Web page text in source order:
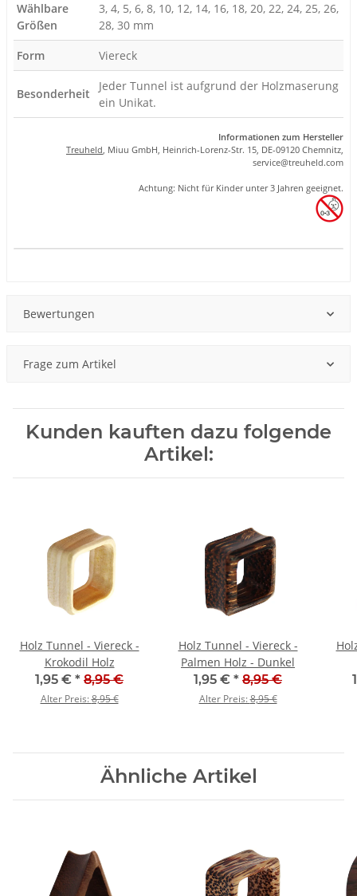
Wählbare
Größen
3, 4, 5, 6, 8, 10, 12, 14, 16, 18, 20, 22, 24, 25, 26,
28, 30 mm
Form
Viereck
Besonderheit
Jeder Tunnel ist aufgrund der Holzmaserung
ein Unikat.
Informationen zum Hersteller
Treuheld, Miuu GmbH, Heinrich-Lorenz-Str. 15, DE-09120 Chemnitz,
service@treuheld.com
Achtung: Nicht für Kinder unter 3 Jahren geeignet.
Bewertungen
Frage zum Artikel
Kunden kauften dazu folgende
Artikel:
Holz Tunnel - Viereck -
Krokodil Holz
1,95 € * 8,95 €
Alter Preis:8,95 €
Holz Tunnel - Viereck -
Palmen Holz - Dunkel
1,95 € * 8,95 €
Alter Preis:8,95 €
Ähnliche Artikel